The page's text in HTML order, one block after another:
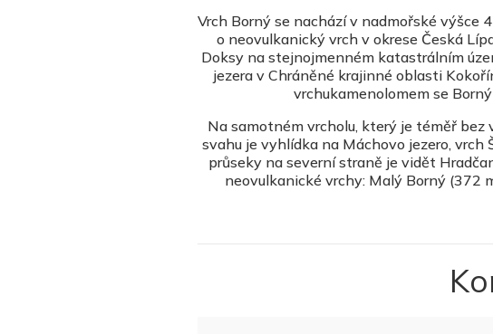
Vrch Borný se nachází v nadmořské výšce
o neovulkanický vrch v okrese Česká
Doksy na stejnojmenném katastrálním
jezera v Chráněné krajinné oblasti
vrchukamenolomemse
Na samotném vrcholu, který je téměř
svahu je vyhlídka na Máchovo jezero, vrch
průseky na severní straně je vidět
neovulkanické vrchy: Malý Borný (372